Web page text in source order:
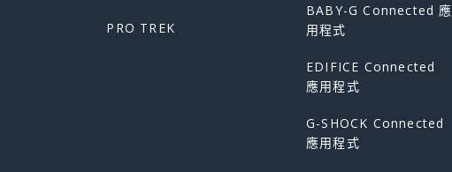
PRO TREK
BABY-G Connected 應
用程式
EDIFICE Connected
應用程式
G-SHOCK Connected
應用程式